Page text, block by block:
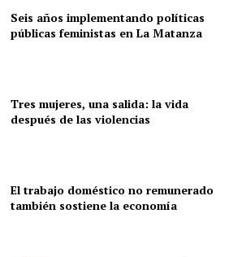
Seis años implementando políticas
públicas feministas en La Matanza
Tres mujeres, una salida: la vida
después de las violencias
El trabajo doméstico no remunerado
también sostiene la economía